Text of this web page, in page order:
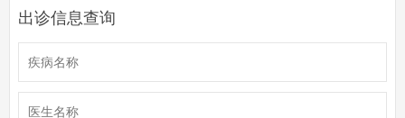
出诊信息查询